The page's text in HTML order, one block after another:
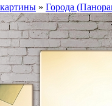
» Города